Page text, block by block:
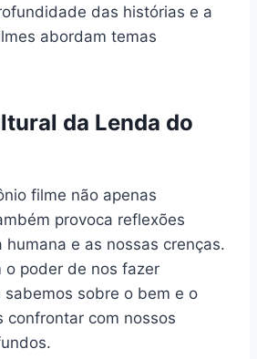
das histórias e a
abordam temas
da Lenda do
filme não apenas
provoca reflexões
humana e as nossas crenças.
o poder de nos fazer
sabemos sobre o bem e o
confrontar com nossos